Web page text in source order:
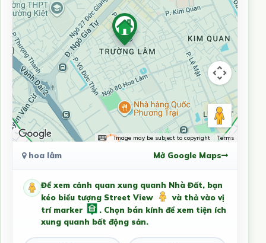
Image may be subject to copyright Terms
hoa lâm Mở Google Maps
Để xem cảnh quan xung quanh Nhà Đất, bạn
kéo biểu tượng Street View
và thả vào vị
trí marker
. Chọn bán kính để xem tiện ích
xung quanh bất động sản.